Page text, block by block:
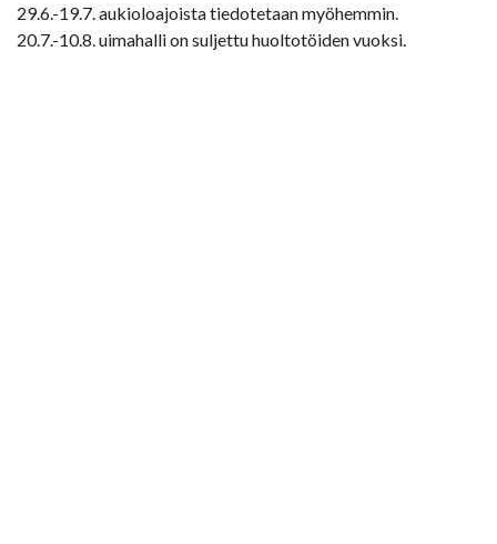
29.6.-19.7. aukioloajoista tiedotetaan myöhemmin.
20.7.-10.8. uimahalli on suljettu huoltotöiden vuoksi.